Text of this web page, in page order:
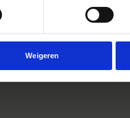
Weigeren